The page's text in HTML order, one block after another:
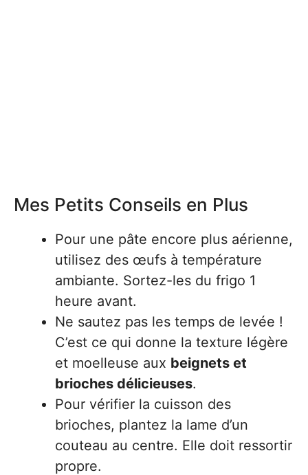
Mes Petits Conseils en Plus
Pour une pâte encore plus aérienne,
utilisez des œufs à température
ambiante. Sortez-les du frigo 1
heure avant.
Ne sautez pas les temps de levée !
C’est ce qui donne la texture légère
et moelleuse aux beignets et
brioches délicieuses.
Pour vérifier la cuisson des
brioches, plantez la lame d’un
couteau au centre. Elle doit ressortir
propre.